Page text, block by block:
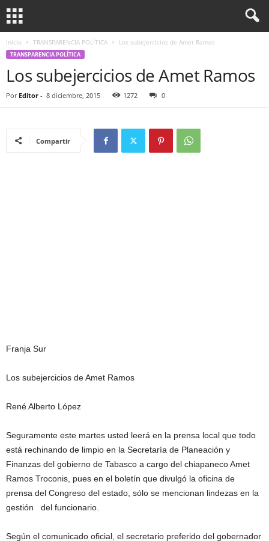
Inicio TRANSPARENCIA POLÍTICA Los subejercicios de Amet Ramos
TRANSPARENCIA POLÍTICA
Los subejercicios de Amet Ramos
Por Editor - 8 diciembre, 2015 1272 0
Compartir
Franja Sur
Los subejercicios de Amet Ramos
René Alberto López
Seguramente este martes usted leerá en la prensa local que todo
está rechinando de limpio en la Secretaría de Planeación y
Finanzas del gobierno de Tabasco a cargo del chiapaneco Amet
Ramos Troconis, pues en el boletín que divulgó la oficina de
prensa del Congreso del estado, sólo se mencionan lindezas en la
gestión del funcionario.
Según el comunicado oficial, el secretario preferido del gobernador